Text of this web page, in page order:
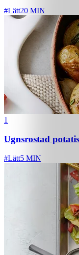
#Lätt20 MIN
1
Ugnsrostad potatis
#Lätt5 MIN